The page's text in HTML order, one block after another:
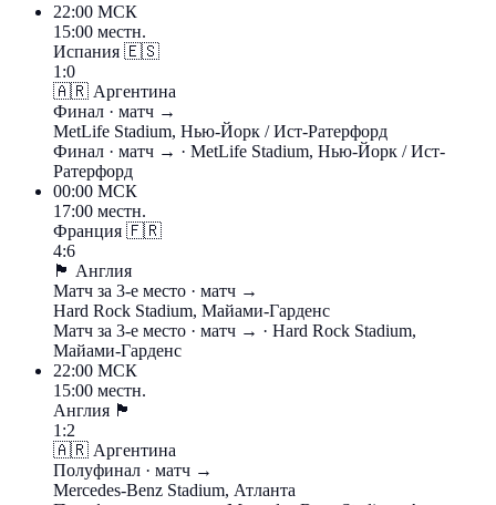
22:00 МСК
15:00 местн.
Испания 🇪🇸
1:0
🇦🇷 Аргентина
Финал · матч →
MetLife Stadium, Нью-Йорк / Ист-Ратерфорд
Финал · матч → · MetLife Stadium, Нью-Йорк / Ист-
Ратерфорд
00:00 МСК
17:00 местн.
Франция 🇫🇷
4:6
🏴󠁧󠁢󠁥󠁮󠁧󠁿 Англия
Матч за 3-е место · матч →
Hard Rock Stadium, Майами-Гарденс
Матч за 3-е место · матч → · Hard Rock Stadium,
Майами-Гарденс
22:00 МСК
15:00 местн.
Англия 🏴󠁧󠁢󠁥󠁮󠁧󠁿
1:2
🇦🇷 Аргентина
Полуфинал · матч →
Mercedes-Benz Stadium, Атланта